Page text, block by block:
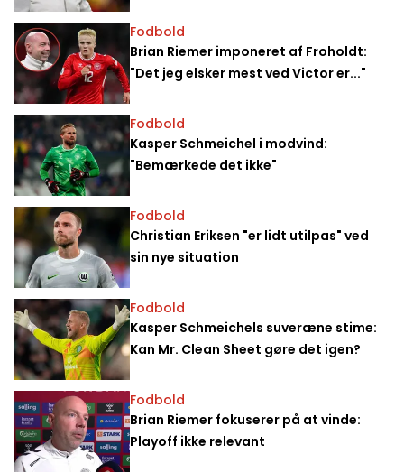
Fodbold
Brian Riemer imponeret af Froholdt:
"Det jeg elsker mest ved Victor er..."
Fodbold
Kasper Schmeichel i modvind:
"Bemærkede det ikke"
Fodbold
Christian Eriksen "er lidt utilpas" ved
sin nye situation
Fodbold
Kasper Schmeichels suveræne stime:
Kan Mr. Clean Sheet gøre det igen?
Fodbold
Brian Riemer fokuserer på at vinde:
Playoff ikke relevant